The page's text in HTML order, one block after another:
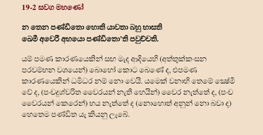
19-2 සවග මහණෝ
න තෙන පණ්ඩිතො හොති යාවතා බහු භාසති
ඛෙමී අවෙරී අභයො පණ්ඩිතො’ති පවුච්චති.
යම් පමණ කාරණයෙකින් සඟ මැද ආදියෙහි (අත්තුක්කංසන
පරවම්භන වශයෙන්) බොහෝ කොට බෙණේ ද, එපමණ
කාරණයෙකින් ධර්‍මධර නම් නො වෙයි. යමෙක් වනාහි තෙමේ ක්‍ෂේමී
වේ ද, (පංචදුශ්චරිත වෛරයන් නැති හෙයින්) වෛර නැත්තේ ද, (පංච
වෛරයන් කෙරෙන්) භය නැත්තේ ද (නොහොත් අනුන් නො බවා ද)
හෙතෙම පණ්ඩිත යැ කියනු ලැබේ.